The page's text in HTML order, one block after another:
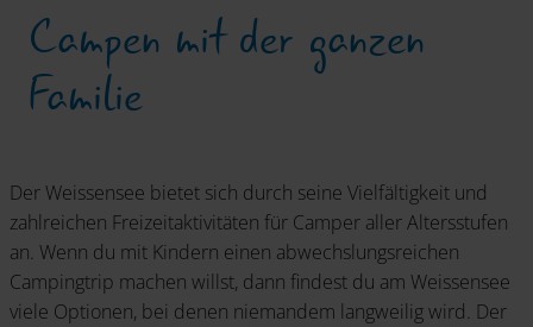
Campen mit der ganzen
Familie
Der Weissensee bietet sich durch seine Vielfältigkeit und
zahlreichen Freizeitaktivitäten für Camper aller Altersstufen
an. Wenn du mit Kindern einen abwechslungsreichen
Campingtrip machen willst, dann findest du am Weissensee
viele Optionen, bei denen niemandem langweilig wird. Der